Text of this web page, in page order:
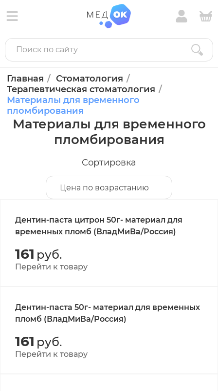
Главная
Стоматология
Терапевтическая стоматология
Материалы для временного
пломбирования
Материалы для временного
пломбирования
Сортировка
Цена по возрастанию
Дентин-паста цитрон 50г- материал для
временных пломб (ВладМиВа/Россия)
161 руб.
Перейти к товару
Дентин-паста 50г- материал для временных
пломб (ВладМиВа/Россия)
161 руб.
Перейти к товару